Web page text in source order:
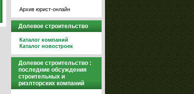
Архив юрист-онлайн
Долевое строительство
Каталог компаний
Каталог новостроек
Долевое строительство :
последние обсуждения
строительных и
риэлторских компаний